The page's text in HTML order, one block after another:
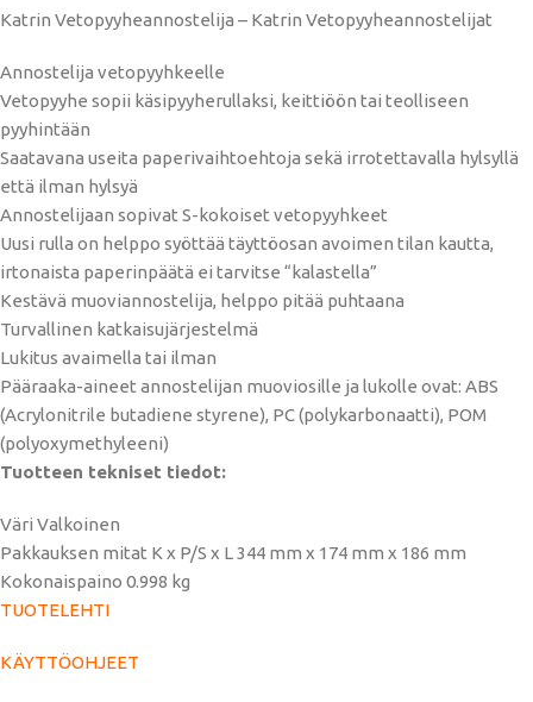
Katrin Vetopyyheannostelija – Katrin Vetopyyheannostelijat
Annostelija vetopyyhkeelle
Vetopyyhe sopii käsipyyherullaksi, keittiöön tai teolliseen
pyyhintään
Saatavana useita paperivaihtoehtoja sekä irrotettavalla hylsyllä
että ilman hylsyä
Annostelijaan sopivat S-kokoiset vetopyyhkeet
Uusi rulla on helppo syöttää täyttöosan avoimen tilan kautta,
irtonaista paperinpäätä ei tarvitse “kalastella”
Kestävä muoviannostelija, helppo pitää puhtaana
Turvallinen katkaisujärjestelmä
Lukitus avaimella tai ilman
Pääraaka-aineet annostelijan muoviosille ja lukolle ovat: ABS
(Acrylonitrile butadiene styrene), PC (polykarbonaatti), POM
(polyoxymethyleeni)
Tuotteen tekniset tiedot:
Väri Valkoinen
Pakkauksen mitat K x P/S x L 344 mm x 174 mm x 186 mm
Kokonaispaino 0.998 kg
TUOTELEHTI
KÄYTTÖOHJEET